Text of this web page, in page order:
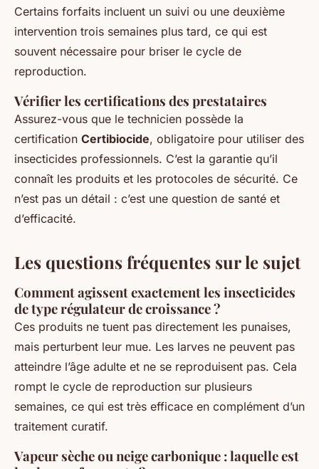
Certains forfaits incluent un suivi ou une deuxième
intervention trois semaines plus tard, ce qui est
souvent nécessaire pour briser le cycle de
reproduction.
Vérifier les certifications des prestataires
Assurez-vous que le technicien possède la
certification Certibiocide, obligatoire pour utiliser des
insecticides professionnels. C’est la garantie qu’il
connaît les produits et les protocoles de sécurité. Ce
n’est pas un détail : c’est une question de santé et
d’efficacité.
Les questions fréquentes sur le sujet
Comment agissent exactement les insecticides
de type régulateur de croissance ?
Ces produits ne tuent pas directement les punaises,
mais perturbent leur mue. Les larves ne peuvent pas
atteindre l’âge adulte et ne se reproduisent pas. Cela
rompt le cycle de reproduction sur plusieurs
semaines, ce qui est très efficace en complément d’un
traitement curatif.
Vapeur sèche ou neige carbonique : laquelle est